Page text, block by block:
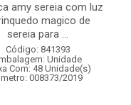
amy sereia com luz
magico de
sereia para ...
Código: 841393
Unidade
Com: 48 Unidade(s)
008373/2019